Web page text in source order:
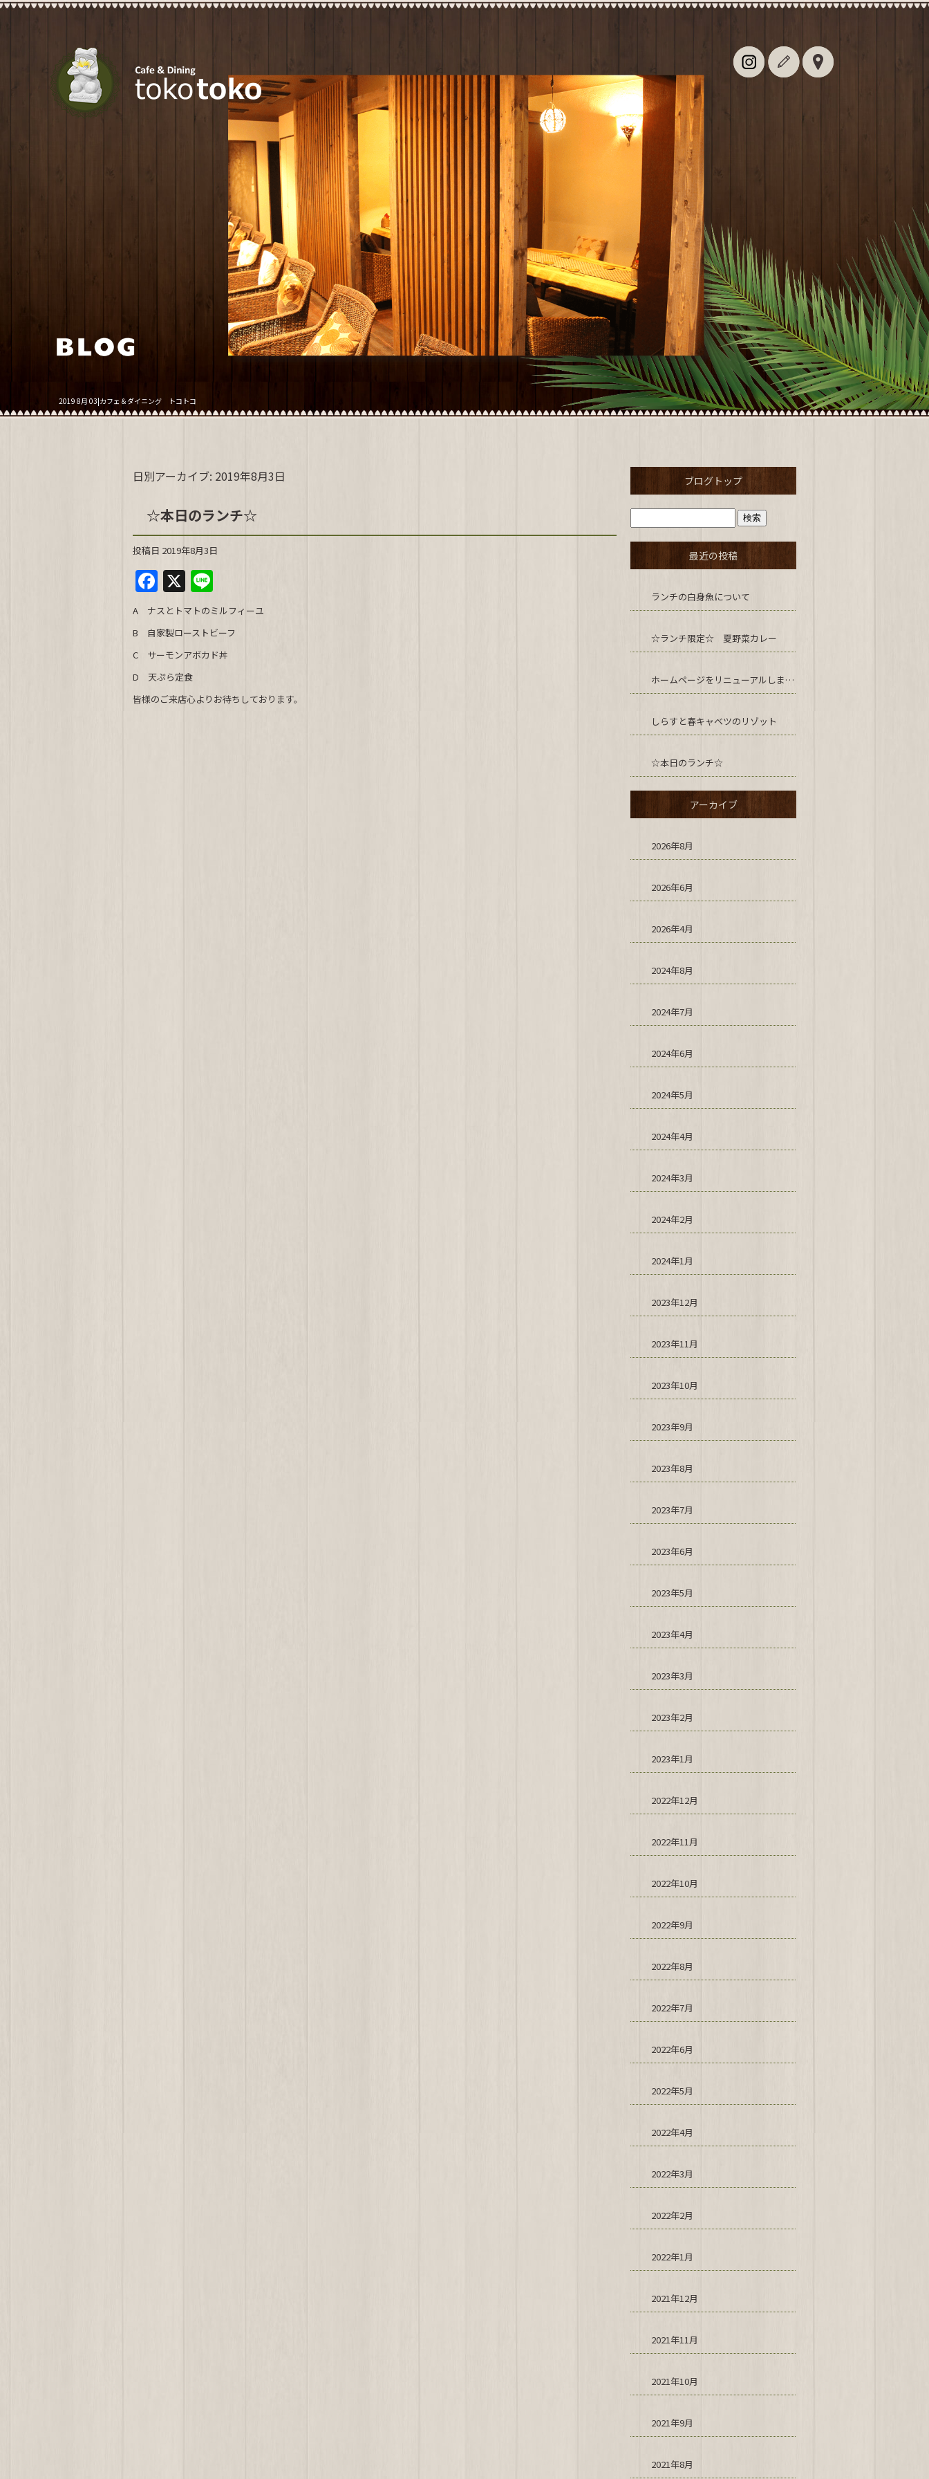
2019 8月 03|カフェ＆ダイニング トコトコ
日別アーカイブ: 2019年8月3日
☆本日のランチ☆
投稿日 2019年8月3日
F
a
c
e
b
o
o
X
n
e
A ナスとトマトのミルフィーユ
B 自家製ローストビーフ
C サーモンアボカド丼
D 天ぷら定食
皆様のご来店心よりお待ちしております。
ブログトップ
最近の投稿
ランチの白身魚について
☆ランチ限定☆ 夏野菜カレー
ホームページをリニューアルしました！
しらすと春キャベツのリゾット
☆本日のランチ☆
アーカイブ
2026年8月
2026年6月
2026年4月
2024年8月
2024年7月
2024年6月
2024年5月
2024年4月
2024年3月
2024年2月
2024年1月
2023年12月
2023年11月
2023年10月
2023年9月
2023年8月
2023年7月
2023年6月
2023年5月
2023年4月
2023年3月
2023年2月
2023年1月
2022年12月
2022年11月
2022年10月
2022年9月
2022年8月
2022年7月
2022年6月
2022年5月
2022年4月
2022年3月
2022年2月
2022年1月
2021年12月
2021年11月
2021年10月
2021年9月
2021年8月